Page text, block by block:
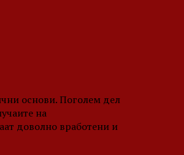
основи. Поголем дел
на
доволно вработени и